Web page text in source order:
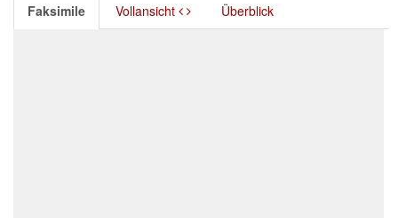
Faksimile Vollansicht Überblick